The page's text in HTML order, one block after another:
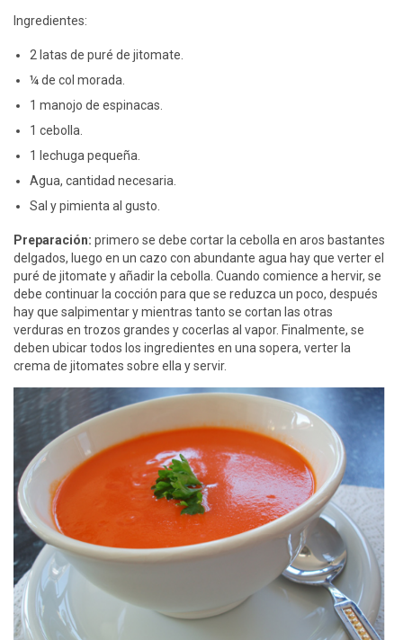
Ingredientes:
2 latas de puré de jitomate.
¼ de col morada.
1 manojo de espinacas.
1 cebolla.
1 lechuga pequeña.
Agua, cantidad necesaria.
Sal y pimienta al gusto.
Preparación: primero se debe cortar la cebolla en aros bastantes
delgados, luego en un cazo con abundante agua hay que verter el
puré de jitomate y añadir la cebolla. Cuando comience a hervir, se
debe continuar la cocción para que se reduzca un poco, después
hay que salpimentar y mientras tanto se cortan las otras
verduras en trozos grandes y cocerlas al vapor. Finalmente, se
deben ubicar todos los ingredientes en una sopera, verter la
crema de jitomates sobre ella y servir.